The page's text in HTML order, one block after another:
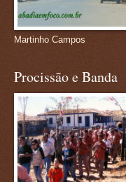
Martinho Campos
Procissão e Banda